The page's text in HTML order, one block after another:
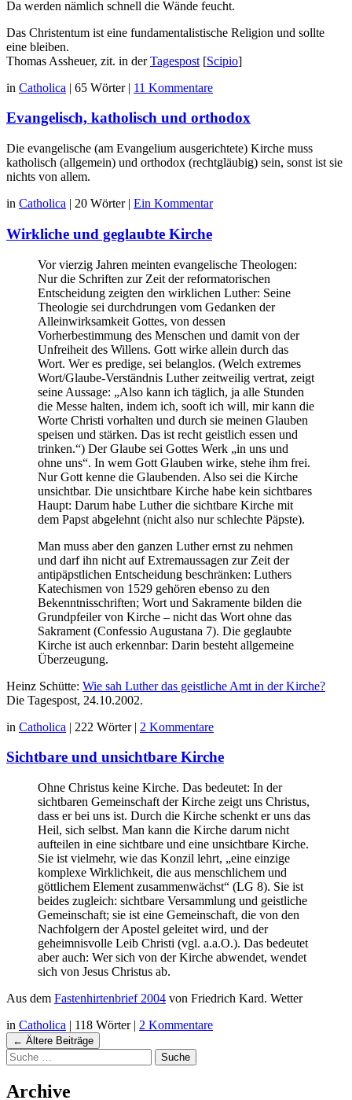
Da werden nämlich schnell die Wände feucht.
Das Christentum ist eine fundamentalistische Religion und sollte
eine bleiben.
Thomas Assheuer, zit. in derTagespost [Scipio]
in Catholica | 65 Wörter | 11 Kommentare
Evangelisch, katholisch und orthodox
Die evangelische (am Evangelium ausgerichtete) Kirche muss
katholisch (allgemein) und orthodox (rechtgläubig) sein, sonst ist sie
nichts von allem.
in Catholica | 20 Wörter | Ein Kommentar
Wirkliche und geglaubte Kirche
Vor vierzig Jahren meinten evangelische Theologen:
Nur die Schriften zur Zeit der reformatorischen
Entscheidung zeigten den wirklichen Luther: Seine
Theologie sei durchdrungen vom Gedanken der
Alleinwirksamkeit Gottes, von dessen
Vorherbestimmung des Menschen und damit von der
Unfreiheit des Willens. Gott wirke allein durch das
Wort. Wer es predige, sei belanglos. (Welch extremes
Wort/Glaube-Verständnis Luther zeitweilig vertrat, zeigt
seine Aussage: „Also kann ich täglich, ja alle Stunden
die Messe halten, indem ich, sooft ich will, mir kann die
Worte Christi vorhalten und durch sie meinen Glauben
speisen und stärken. Das ist recht geistlich essen und
trinken.“) Der Glaube sei Gottes Werk „in uns und
ohne uns“. In wem Gott Glauben wirke, stehe ihm frei.
Nur Gott kenne die Glaubenden. Also sei die Kirche
unsichtbar. Die unsichtbare Kirche habe kein sichtbares
Haupt: Darum habe Luther die sichtbare Kirche mit
dem Papst abgelehnt (nicht also nur schlechte Päpste).
Man muss aber den ganzen Luther ernst zu nehmen
und darf ihn nicht auf Extremaussagen zur Zeit der
antipäpstlichen Entscheidung beschränken: Luthers
Katechismen von 1529 gehören ebenso zu den
Bekenntnisschriften; Wort und Sakramente bilden die
Grundpfeiler von Kirche – nicht das Wort ohne das
Sakrament (Confessio Augustana 7). Die geglaubte
Kirche ist auch erkennbar: Darin besteht allgemeine
Überzeugung.
Heinz Schütte: Wie sah Luther das geistliche Amt in der Kirche?
Die Tagespost, 24.10.2002.
in Catholica | 222 Wörter | 2 Kommentare
Sichtbare und unsichtbare Kirche
Ohne Christus keine Kirche. Das bedeutet: In der
sichtbaren Gemeinschaft der Kirche zeigt uns Christus,
dass er bei uns ist. Durch die Kirche schenkt er uns das
Heil, sich selbst. Man kann die Kirche darum nicht
aufteilen in eine sichtbare und eine unsichtbare Kirche.
Sie ist vielmehr, wie das Konzil lehrt, „eine einzige
komplexe Wirklichkeit, die aus menschlichem und
göttlichem Element zusammenwächst“ (LG 8). Sie ist
beides zugleich: sichtbare Versammlung und geistliche
Gemeinschaft; sie ist eine Gemeinschaft, die von den
Nachfolgern der Apostel geleitet wird, und der
geheimnisvolle Leib Christi (vgl. a.a.O.). Das bedeutet
aber auch: Wer sich von der Kirche abwendet, wendet
sich von Jesus Christus ab.
Aus dem Fastenhirtenbrief 2004 von Friedrich Kard. Wetter
in Catholica | 118 Wörter | 2 Kommentare
Navigation
Beiträgen
← Ältere Beiträge
Suche
Archive